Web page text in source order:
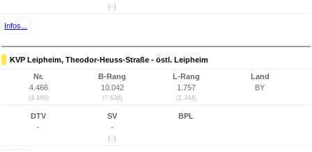
(-)
Infos...
KVP Leipheim, Theodor-Heuss-Straße - östl. Leipheim
Nr.
4.466
(4.468)
B-Rang
10.042
(7.638)
L-Rang
1.757
(1.344)
Land
BY
DTV
-
SV
-
(-)
BPL